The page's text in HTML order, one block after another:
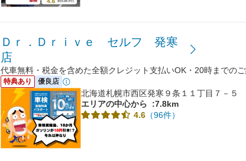
Ｄｒ．Ｄｒｉｖｅ セルフ 発寒
店
代車無料・税金を含めた全額クレジット支払いOK・20時までの
特典あり 優良店
北海道札幌市西区発寒９条１１丁目７－５
エリアの中心から
:7.8km
4.6 （96件）